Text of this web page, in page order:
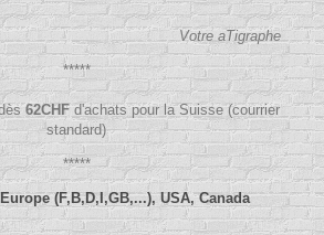
Votre aTigraphe
*****
62CHFd'achats pour la Suisse (courrier
standard)
*****
(F,B,D,I,GB,...), USA, Canada